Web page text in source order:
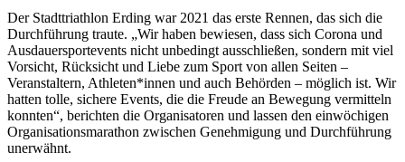
Der Stadttriathlon Erding war 2021 das erste Rennen, das sich die
Durchführung traute. „Wir haben bewiesen, dass sich Corona und
Ausdauersportevents nicht unbedingt ausschließen, sondern mit viel
Vorsicht, Rücksicht und Liebe zum Sport von allen Seiten –
Veranstaltern, Athleten*innen und auch Behörden – möglich ist. Wir
hatten tolle, sichere Events, die die Freude an Bewegung vermitteln
konnten“, berichten die Organisatoren und lassen den einwöchigen
Organisationsmarathon zwischen Genehmigung und Durchführung
unerwähnt.